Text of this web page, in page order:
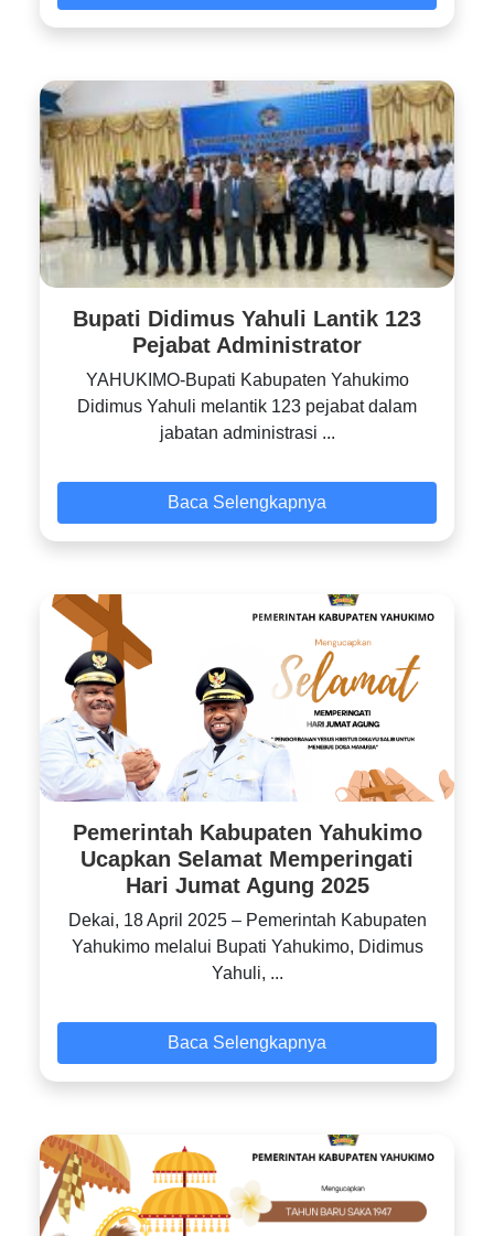
Bupati Didimus Yahuli Lantik 123
Pejabat Administrator
YAHUKIMO-Bupati Kabupaten Yahukimo
Didimus Yahuli melantik 123 pejabat dalam
jabatan administrasi ...
Baca Selengkapnya
Pemerintah Kabupaten Yahukimo
Ucapkan Selamat Memperingati
Hari Jumat Agung 2025
Dekai, 18 April 2025 – Pemerintah Kabupaten
Yahukimo melalui Bupati Yahukimo, Didimus
Yahuli, ...
Baca Selengkapnya